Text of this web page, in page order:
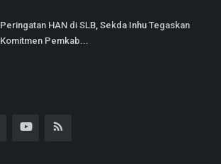
Peringatan HAN di SLB, Sekda Inhu Tegaskan
Komitmen Pemkab...